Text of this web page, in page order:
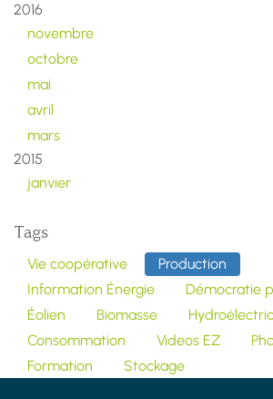
2016
novembre
octobre
mai
avril
mars
2015
janvier
Tags
Vie coopérative
Production
Information Énergie
Démocratie
Éolien
Biomasse
Consommation
Videos EZ
Formation
Stockage